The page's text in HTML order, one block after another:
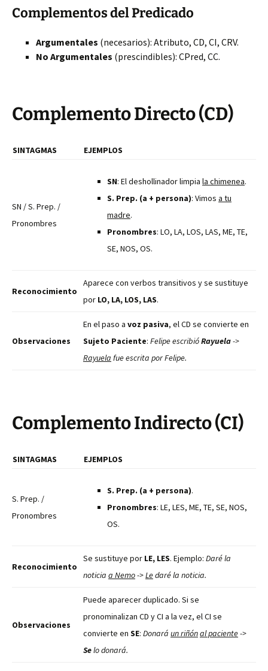
Complementos del Predicado
Argumentales (necesarios): Atributo, CD, CI, CRV.
No Argumentales (prescindibles): CPred, CC.
Complemento Directo (CD)
SINTAGMAS EJEMPLOS
SN / S. Prep. /
Pronombres
SN: El deshollinador limpia la chimenea.
S. Prep. (a + persona): Vimos a tu
madre.
Pronombres: LO, LA, LOS, LAS, ME, TE,
SE, NOS, OS.
Reconocimiento
Aparece con verbos transitivos y se sustituye
por LO, LA, LOS, LAS.
Observaciones
En el paso a voz pasiva, el CD se convierte en
Sujeto Paciente: Felipe escribióRayuela->
Rayuela fue escrita por Felipe.
Complemento Indirecto (CI)
SINTAGMAS EJEMPLOS
S. Prep. /
Pronombres
S. Prep. (a + persona).
Pronombres: LE, LES, ME, TE, SE, NOS,
OS.
Reconocimiento
Se sustituye por LE, LES. Ejemplo: Daré la
noticia a Nemo->Ledaré la noticia.
Observaciones
Puede aparecer duplicado. Si se
pronominalizan CD y CI a la vez, el CI se
convierte en SE: Donará un riñónal paciente->
Selo donará.